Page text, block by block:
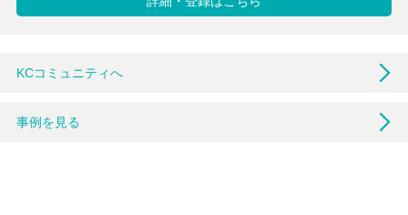
KCコミュニティへ
事例を見る